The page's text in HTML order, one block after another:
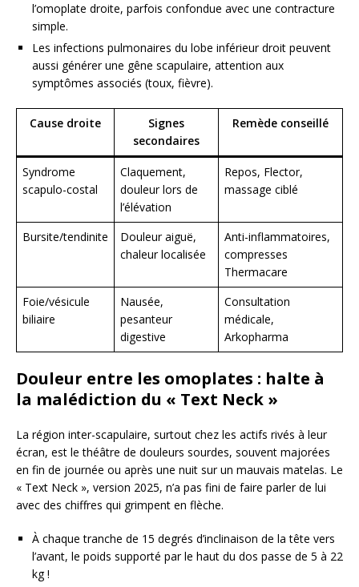
l’omoplate droite, parfois confondue avec une contracture
simple.
Les infections pulmonaires du lobe inférieur droit peuvent
aussi générer une gêne scapulaire, attention aux
symptômes associés (toux, fièvre).
Cause droite
Signes
secondaires
Remède conseillé
Syndrome
scapulo-costal
Claquement,
douleur lors de
l’élévation
Repos, Flector,
massage ciblé
Bursite/tendinite
Douleur aiguë,
chaleur localisée
Anti-inflammatoires,
compresses
Thermacare
Foie/vésicule
biliaire
Nausée,
pesanteur
digestive
Consultation
médicale,
Arkopharma
Douleur entre les omoplates : halte à
la malédiction du « Text Neck »
La région inter-scapulaire, surtout chez les actifs rivés à leur
écran, est le théâtre de douleurs sourdes, souvent majorées
en fin de journée ou après une nuit sur un mauvais matelas. Le
« Text Neck », version 2025, n’a pas fini de faire parler de lui
avec des chiffres qui grimpent en flèche.
À chaque tranche de 15 degrés d’inclinaison de la tête vers
l’avant, le poids supporté par le haut du dos passe de 5 à 22
kg !